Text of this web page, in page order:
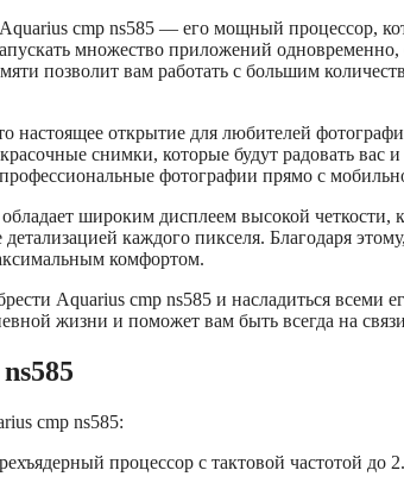
cmp ns585 — его мощный процессор,
множество приложений
позволит вам работать с большим
настоящее открытие для любителей
снимки, которые будут радовать
фотографии прямо с
широким дисплеем высокой четкости,
каждого пикселя. Благодаря
комфортом.
Aquarius cmp ns585 и насладиться
жизни и поможет вам быть всегда на
cmp ns585:
процессор с тактовой частотой